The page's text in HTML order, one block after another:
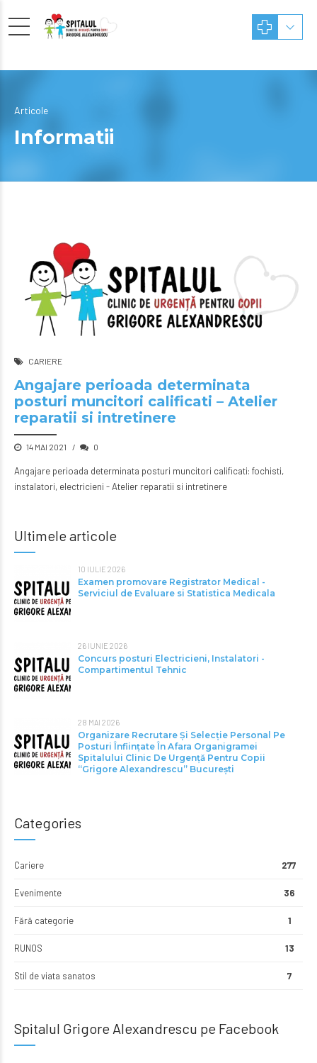
Articole
Informatii
CARIERE
Angajare perioada determinata
posturi muncitori calificati – Atelier
reparatii si intretinere
14 MAI 2021 0
Angajare perioada determinata posturi muncitori calificati: fochisti,
instalatori, electricieni - Atelier reparatii si intretinere
Ultimele articole
10 IULIE 2026
Examen promovare Registrator Medical -
Serviciul de Evaluare si Statistica Medicala
26 IUNIE 2026
Concurs posturi Electricieni, Instalatori -
Compartimentul Tehnic
28 MAI 2026
Organizare Recrutare Și Selecție Personal Pe
Posturi Înființate În Afara Organigramei
Spitalului Clinic De Urgență Pentru Copii
“Grigore Alexandrescu” Bucureşti
Categories
Cariere 277
Evenimente 36
Fără categorie 1
RUNOS 13
Stil de viata sanatos 7
Spitalul Grigore Alexandrescu pe Facebook